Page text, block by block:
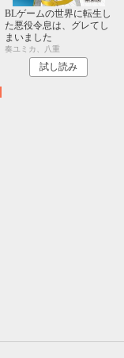
BLゲームの世界に転生し
た悪役令息は、グレてし
まいました
奏ユミカ、八重
試し読み